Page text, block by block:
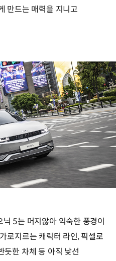
만드는 매력을 지니고
5는 머지않아 익숙한 풍경이
로지르는 캐릭터 라인, 픽셀로
듯한 차체 등 아직 낯선